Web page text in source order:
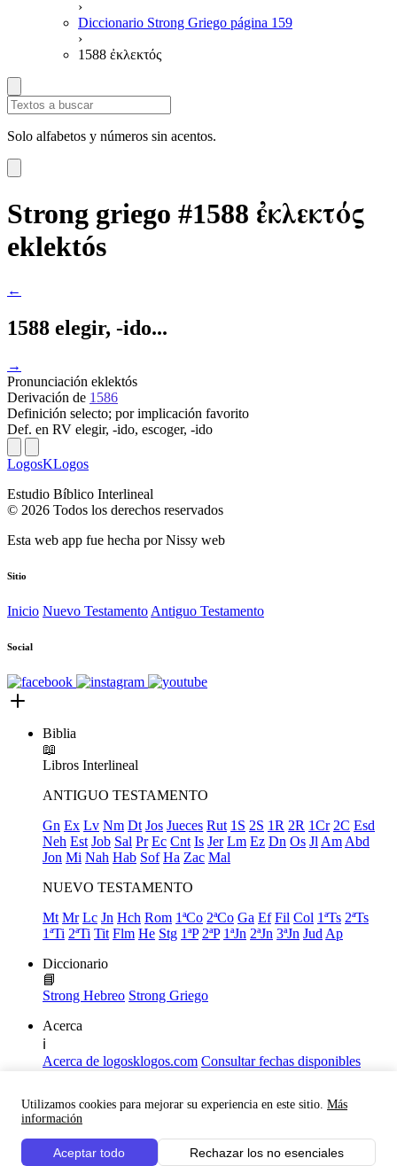
Utilizamos cookies para mejorar su experiencia en este sitio. Más
información
Aceptar todo Rechazar los no esenciales
›
Diccionario Strong Griego página 159
›
1588 ἐκλεκτός
Solo alfabetos y números sin acentos.
Strong griego #1588 ἐκλεκτός
eklektós
←
1588 elegir, -ido...
→
Pronunciación eklektós
Derivación de 1586
Definición selecto; por implicación favorito
Def. en RV elegir, -ido, escoger, -ido
LogosKLogos
Estudio Bíblico Interlineal
© 2026 Todos los derechos reservados
Esta web app fue hecha porNissy web
Sitio
Inicio Nuevo Testamento Antiguo Testamento
Social
Biblia
📖
Libros Interlineal
ANTIGUO TESTAMENTO
Gn Ex Lv Nm Dt Jos Jueces Rut 1S 2S 1R 2R 1Cr 2C Esd
Neh Est Job Sal Pr Ec Cnt Is Jer Lm Ez Dn Os Jl Am Abd
Jon Mi Nah Hab Sof Ha Zac Mal
NUEVO TESTAMENTO
Mt Mr Lc Jn Hch Rom 1ªCo 2ªCo Ga Ef Fil Col 1ªTs 2ªTs
1ªTi 2ªTi Tit Flm He Stg 1ªP 2ªP 1ªJn 2ªJn 3ªJn Jud Ap
Diccionario
📘
Strong Hebreo Strong Griego
Acerca
ℹ️
Acerca de logosklogos.com Consultar fechas disponibles
Links útiles
Facebook